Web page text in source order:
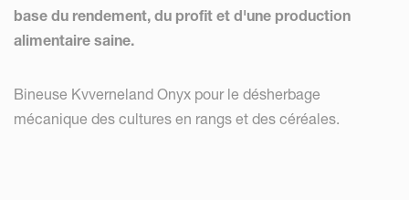
base du rendement, du profit et d'une production
alimentaire saine.
Bineuse Kvverneland Onyx pour le désherbage
mécanique des cultures en rangs et des céréales.